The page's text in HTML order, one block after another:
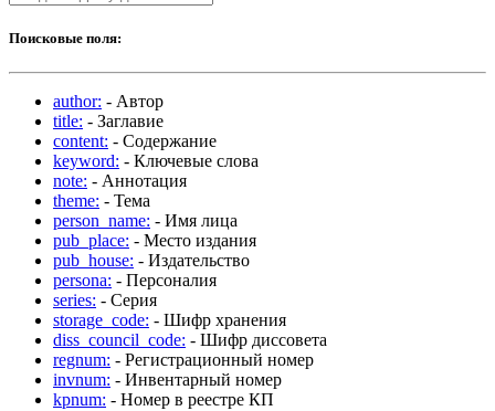
Поисковые поля:
author: - Автор
title: - Заглавие
content: - Содержание
keyword: - Ключевые слова
note: - Аннотация
theme: - Тема
person_name: - Имя лица
pub_place: - Место издания
pub_house: - Издательство
persona: - Персоналия
series: - Серия
storage_code: - Шифр хранения
diss_council_code: - Шифр диссовета
regnum: - Регистрационный номер
invnum: - Инвентарный номер
kpnum: - Номер в реестре КП